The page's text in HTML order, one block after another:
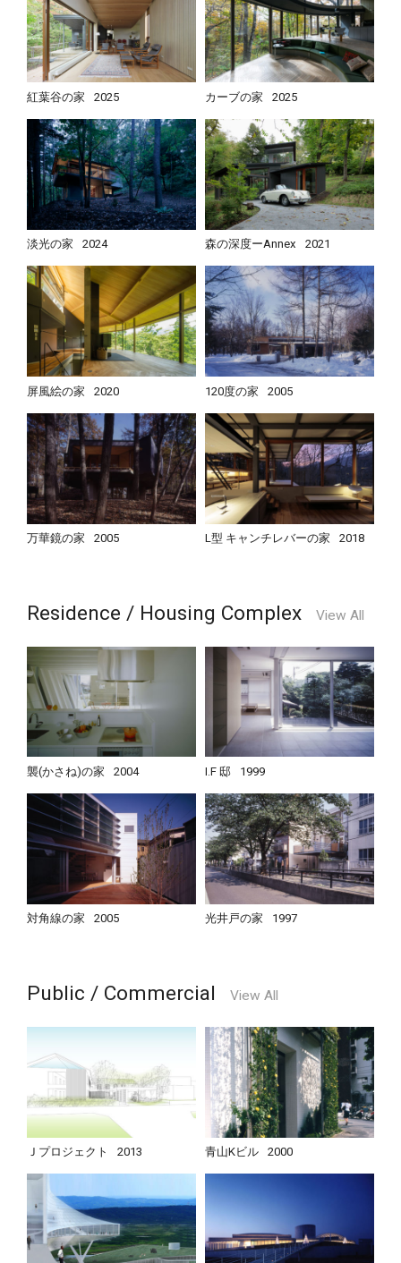
紅葉谷の家 2025 カーブの家 2025
淡光の家 2024 森の深度ーAnnex 2021
屏風絵の家 2020 120度の家 2005
万華鏡の家 2005 L型 キャンチレバーの家 2018
Residence / Housing Complex View All
襲(かさね)の家 2004 I.F 邸 1999
対角線の家 2005 光井戸の家 1997
Public / Commercial View All
Ｊプロジェクト 2013 青山Kビル 2000